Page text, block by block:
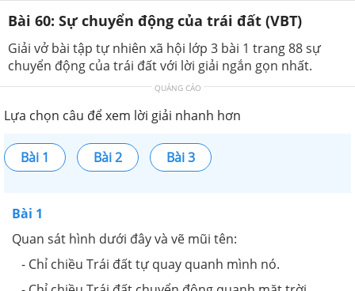
Bài 60: Sự chuyển động của trái đất (VBT)
Giải vở bài tập tự nhiên xã hội lớp 3 bài 1 trang 88 sự
chuyển động của trái đất với lời giải ngắn gọn nhất.
QUẢNG CÁO
Lựa chọn câu để xem lời giải nhanh hơn
Bài 1 Bài 2 Bài 3
Bài 1
Quan sát hình dưới đây và vẽ mũi tên:
- Chỉ chiều Trái đất tự quay quanh mình nó.